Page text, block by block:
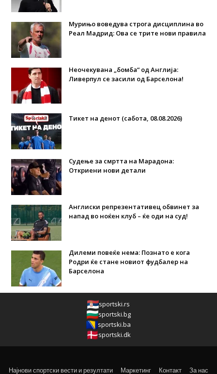
Мурињо воведува строга дисциплина во
Реал Мадрид: Ова се трите нови правила
Неочекувана „бомба“ од Англија:
Ливерпул се засили од Барселона!
Тикет на денот (сабота, 08.08.2026)
Судење за смртта на Марадона:
Откриени нови детали
Англиски репрезентативец обвинет за
напад во ноќен клуб – ќе оди на суд!
Дилеми повеќе нема: Познато е кога
Родри ќе стане новиот фудбалер на
Барселона
sportski.rs
sportski.bg
sportski.ba
sportski.dk
Најнови спортски вести и резултати Маркетинг Контакт За нас